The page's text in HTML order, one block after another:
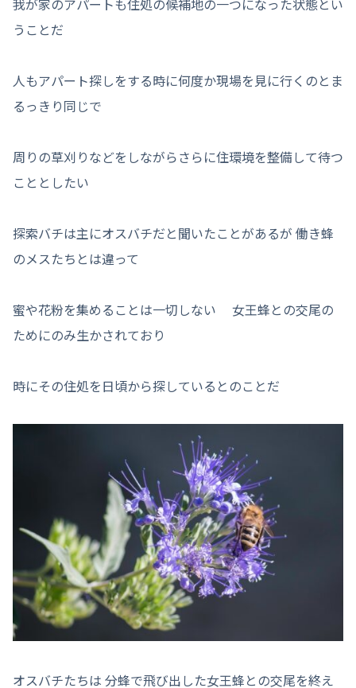
うことだ
人もアパート探しをする時に何度か現場を見に行くのとま
るっきり同じで
周りの草刈りなどをしながらさらに住環境を整備して待つ
こととしたい
探索バチは主にオスバチだと聞いたことがあるが 働き蜂
のメスたちとは違って
蜜や花粉を集めることは一切しない 女王蜂との交尾の
ためにのみ生かされており
時にその住処を日頃から探しているとのことだ
オスバチたちは 分蜂で飛び出した女王蜂との交尾を終え